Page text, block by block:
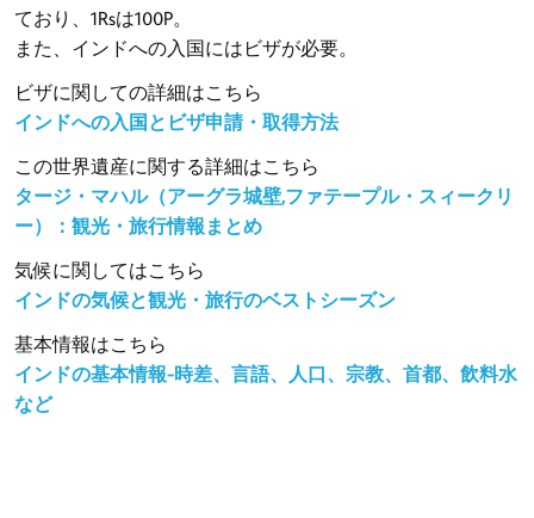
ており、1Rsは100P。
また、インドへの入国にはビザが必要。
ビザに関しての詳細はこちら
インドへの入国とビザ申請・取得方法
この世界遺産に関する詳細はこちら
タージ・マハル（アーグラ城壁,ファテープル・スィークリ
ー）：観光・旅行情報まとめ
気候に関してはこちら
インドの気候と観光・旅行のベストシーズン
基本情報はこちら
インドの基本情報-時差、言語、人口、宗教、首都、飲料水
など